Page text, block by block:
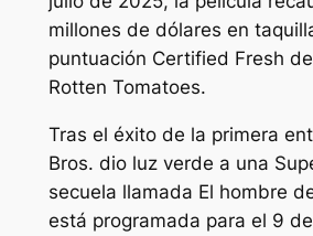
millones de dólares en
puntuación Certified Fresh
Rotten Tomatoes.
Tras el éxito de la primera
Bros. dio luz verde a una
secuela llamada El hombre
está programada para el 9